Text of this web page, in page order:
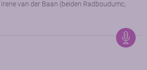
van der Baan (beiden Radboudumc,